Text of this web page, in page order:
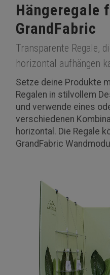
Hängeregale
GrandFabric
Transparente Regale,
horizontal aufhängen
Setze deine Produkte
Regalen in stilvollem
und verwende eines
verschiedenen
horizontal. Die Regale
GrandFabric